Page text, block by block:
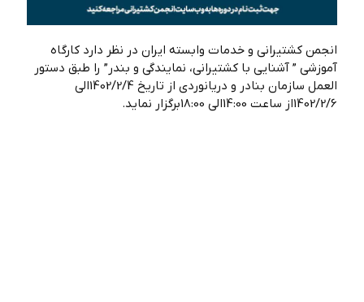
انجمن کشتیرانی و خدمات وابسته ایران در نظر دارد کارگاه
آموزشی ” آشنایی با کشتیرانی، نمایندگی و بندر” را طبق دستور
العمل سازمان بنادر و دریانوردی از تاریخ 1402/2/4الی
1402/2/6از ساعت 14:00الی 18:00برگزار نماید.